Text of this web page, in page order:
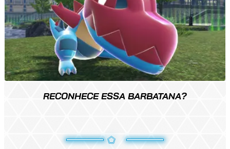
RECONHECE ESSA BARBATANA?